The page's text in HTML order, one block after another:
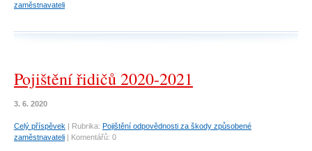
zaměstnavateli
Pojištění řidičů 2020-2021
3. 6. 2020
Celý příspěvek | Rubrika: Pojištění odpovědnosti za škody způsobené
zaměstnavateli | Komentářů: 0